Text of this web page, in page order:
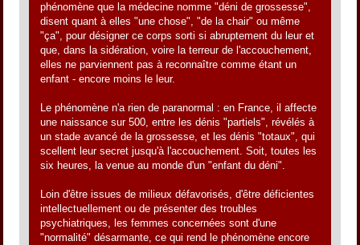
phénomène que la médecine nomme "déni de grossesse",
disent quant à elles "une chose", "de la chair" ou même
"ça", pour désigner ce corps sorti si abruptement du leur et
que, dans la sidération, voire la terreur de l'accouchement,
elles ne parviennent pas à reconnaître comme étant un
enfant - encore moins le leur.
Le phénomène n'a rien de paranormal : en France, il affecte
une naissance sur 500, entre les dénis "partiels", révélés à
un stade avancé de la grossesse, et les dénis "totaux", qui
scellent leur secret jusqu'à l'accouchement. Soit, toutes les
six heures, la venue au monde d'un "enfant du déni".
Loin d'être issues de milieux défavorisés, d'être déficientes
intellectuellement ou de présenter des troubles
psychiatriques, les femmes concernées sont d'une
"normalité" désarmante, ce qui rend le phénomène encore